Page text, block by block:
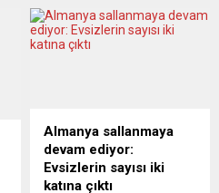
Almanya sallanmaya
devam ediyor:
Evsizlerin sayısı iki
katına çıktı